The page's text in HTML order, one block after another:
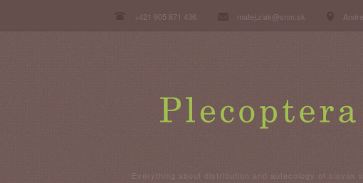
+421 905 871 436 matej.ziak@snm.sk
Everything about distribution and autecology of slovak